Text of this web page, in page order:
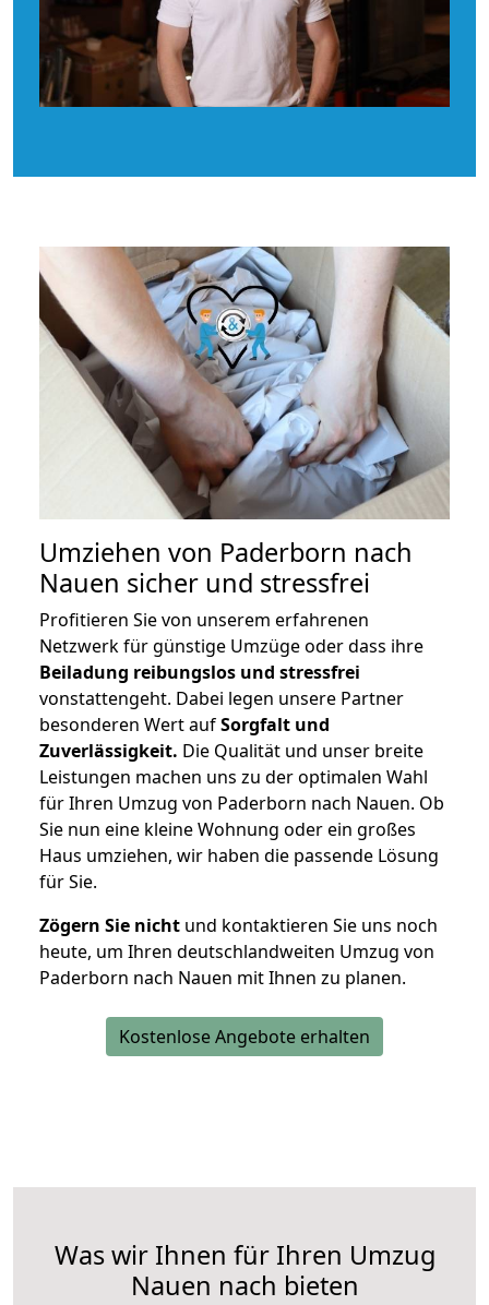
Umziehen von Paderborn nach
Nauen sicher und stressfrei
Profitieren Sie von unserem erfahrenen
Netzwerk für günstige Umzüge oder dass ihre
Beiladung reibungslos und stressfrei
vonstattengeht. Dabei legen unsere Partner
besonderen Wert aufSorgfalt und
Zuverlässigkeit. Die Qualität und unser breite
Leistungen machen uns zu der optimalen Wahl
für Ihren Umzug von Paderborn nach Nauen. Ob
Sie nun eine kleine Wohnung oder ein großes
Haus umziehen, wir haben die passende Lösung
für Sie.
Zögern Sie nicht und kontaktieren Sie uns noch
heute, um Ihren deutschlandweiten Umzug von
Paderborn nach Nauen mit Ihnen zu planen.
Kostenlose Angebote erhalten
Was wir Ihnen für Ihren Umzug
Nauen nach bieten